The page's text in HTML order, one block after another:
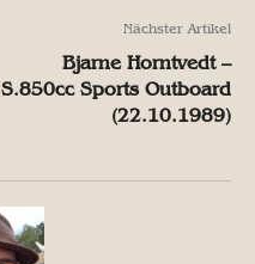
Nächster Artikel
Bjarne Horntvedt –
S.850cc Sports Outboard
(22.10.1989)